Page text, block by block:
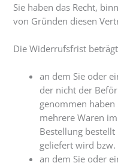
Sie haben das Recht,
von Gründen diesen
Die Widerrufsfrist
an dem Sie oder
der nicht der
genommen
mehrere Waren
Bestellung
geliefert wird
an dem Sie oder